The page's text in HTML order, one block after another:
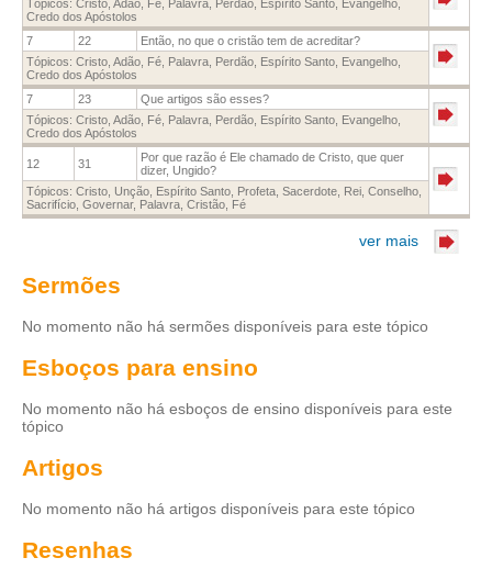
Tópicos: Cristo Adão Fé Palavra Perdão Espírito Santo Evangelho
Credo dos Apóstolos
7
22
Então, no que o cristão tem de acreditar?
Tópicos: Cristo Adão Fé Palavra Perdão Espírito Santo Evangelho
Credo dos Apóstolos
7
23
Que artigos são esses?
Tópicos: Cristo Adão Fé Palavra Perdão Espírito Santo Evangelho
Credo dos Apóstolos
12 31
Por que razão é Ele chamado de Cristo, que quer
dizer, Ungido?
Tópicos: Cristo Unção Espírito Santo Profeta Sacerdote Rei Conselho
Sacrifício Governar, Palavra Cristão Fé
ver mais
Sermões
No momento não há sermões disponíveis para este tópico
Esboços para ensino
No momento não há esboços de ensino disponíveis para este
tópico
Artigos
No momento não há artigos disponíveis para este tópico
Resenhas